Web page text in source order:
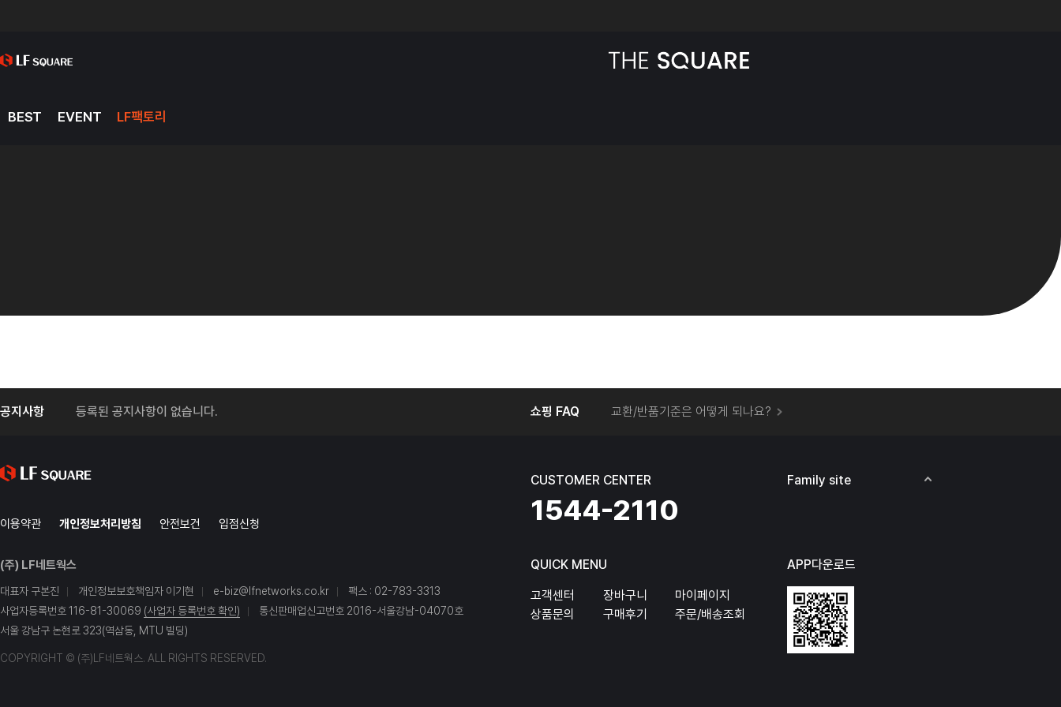
BEST EVENT LF팩토리
공지사항 등록된 공지사항이 없습니다. 쇼핑 FAQ
온라인에서 주문 후 오프라인 매장에서 상품을 수령할 수 있나요?
교환/반품기준은 어떻게 되나요?
온라인에서 구매한 상품 오프라인에서 반품이 가능한가요?
이용약관 개인정보처리방침 안전보건 입점신청
(주) LF네트웍스
대표자 구본진 개인정보보호책임자 이기현 e-biz@lfnetworks.co.kr
팩스 : 02-783-3313
사업자등록번호 116-81-30069 (사업자 등록번호 확인)
통신판매업신고번호 2016-서울강남-04070호
서울 강남구 논현로 323(역삼동, MTU 빌딩)
COPYRIGHT © (주)LF네트웍스. ALL RIGHTS RESERVED.
CUSTOMER CENTER
1544-2110
Family site
QUICK MENU
고객센터 장바구니
마이페이지
상품문의
구매후기 주문/배송조회
APP다운로드